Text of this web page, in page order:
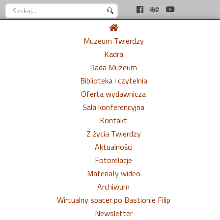
Szukaj...
Muzeum Twierdzy
Kadra
Rada Muzeum
Biblioteka i czytelnia
Oferta wydawnicza
Sala konferencyjna
Kontakt
Z życia Twierdzy
Aktualności
Fotorelacje
Materiały wideo
Archiwum
Wirtualny spacer po Bastionie Filip
Newsletter